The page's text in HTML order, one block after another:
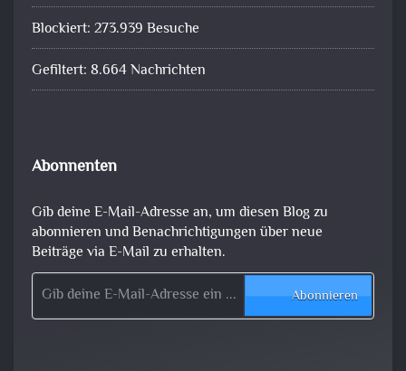
Blockiert: 273.939 Besuche
Gefiltert: 8.664 Nachrichten
Abonnenten
Gib deine E-Mail-Adresse an, um diesen Blog zu
abonnieren und Benachrichtigungen über neue
Beiträge via E-Mail zu erhalten.
Gib deine E-Mail-Adresse ein ...
Abonnieren